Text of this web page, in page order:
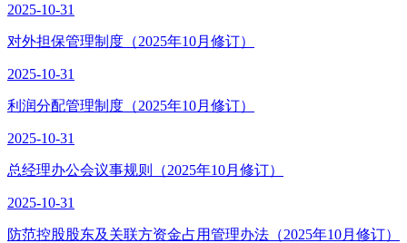
2025-10-31
对外担保管理制度（2025年10月修订）
2025-10-31
利润分配管理制度（2025年10月修订）
2025-10-31
总经理办公会议事规则（2025年10月修订）
2025-10-31
防范控股股东及关联方资金占用管理办法（2025年10月修订）